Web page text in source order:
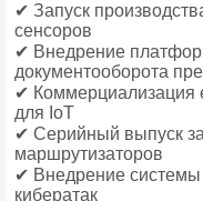
✔ Запуск
сенсоров
✔ Внедрение
документооборота
✔ Коммерциализация
для IoT
✔ Серийный выпуск
маршрутизаторов
✔ Внедрение системы
кибератак